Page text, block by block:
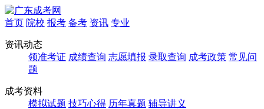
首页 院校 报考 备考 资讯 专业
资讯动态
领准考证 成绩查询 志愿填报 录取查询 成考政策 常见问
题
成考资料
模拟试题 技巧心得 历年真题 辅导讲义